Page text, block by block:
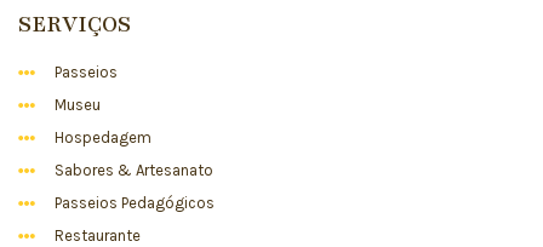
SERVIÇOS
Passeios
Museu
Hospedagem
Sabores & Artesanato
Passeios Pedagógicos
Restaurante